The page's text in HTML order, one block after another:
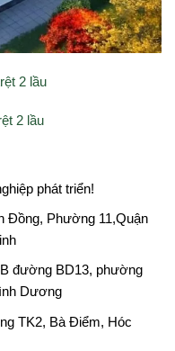
2 lầu
2 lầu
phát triển!
Đồng, Phường 11,Quận
đường BD13, phường
Dương
TK2, Bà Điểm, Hóc